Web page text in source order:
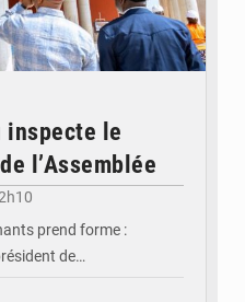
inspecte le
l’Assemblée
prend forme :
de…